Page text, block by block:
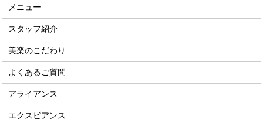
メニュー
スタッフ紹介
美楽のこだわり
よくあるご質問
アライアンス
エクスビアンス